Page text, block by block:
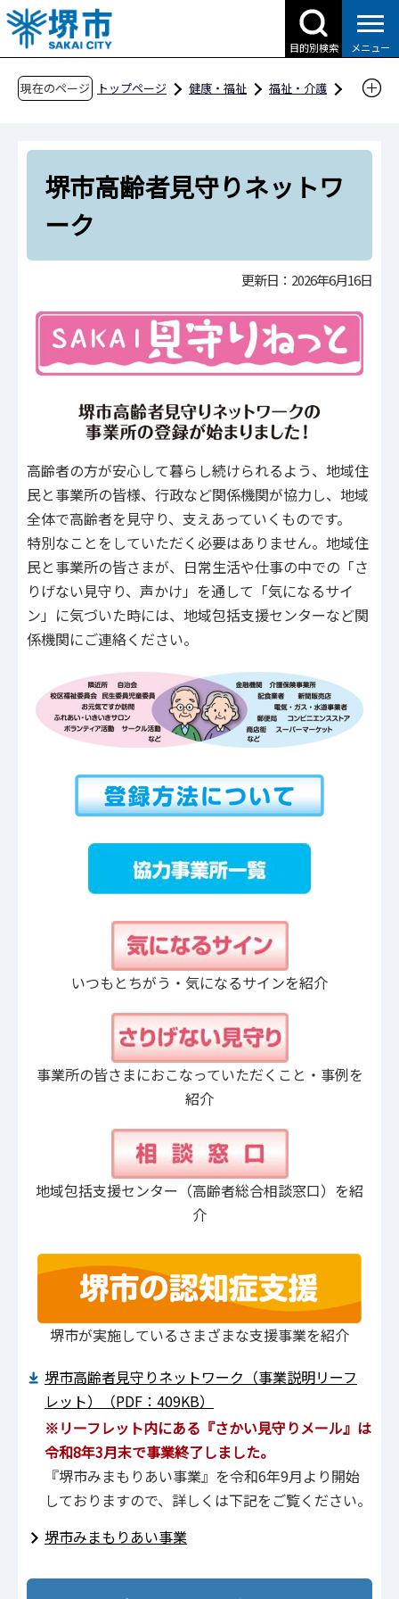
こ
の
ペ
目的別検索 メニュー
現在のページ トップページ 健康・福祉
福祉・介護
堺市高齢者見守りネットワーク
堺市高齢者見守りネットワ
ーク
更新日：2026年6月16日
高齢者の方が安心して暮らし続けられるよう、地域住
民と事業所の皆様、行政など関係機関が協力し、地域
全体で高齢者を見守り、支えあっていくものです。
特別なことをしていただく必要はありません。地域住
民と事業所の皆さまが、日常生活や仕事の中での「さ
りげない見守り、声かけ」を通して「気になるサイ
ン」に気づいた時には、地域包括支援センターなど関
係機関にご連絡ください。
いつもとちがう・気になるサインを紹介
事業所の皆さまにおこなっていただくこと・事例を
紹介
地域包括支援センター（高齢者総合相談窓口）を紹
介
堺市が実施しているさまざまな支援事業を紹介
堺市高齢者見守りネットワーク（事業説明リーフ
レット）（PDF：409KB）
※リーフレット内にある『さかい見守りメール』は
令和8年3月末で事業終了しました。
『堺市みまもりあい事業』を令和6年9月より開始
しておりますので、詳しくは下記をご覧ください。
堺市みまもりあい事業